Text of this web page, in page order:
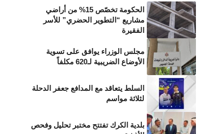
الحكومة تخصّص 15% من أراضي
مشاريع “التطوير الحضري” للأسر
الفقيرة
مجلس الوزراء يوافق على تسوية
الأوضاع الضريبية لـ620 مكلفاً
السلط يتعاقد مع المدافع جعفر الدحلة
لثلاثة مواسم
بلدية الكرك تفتتح مختبر تحليل وفحص